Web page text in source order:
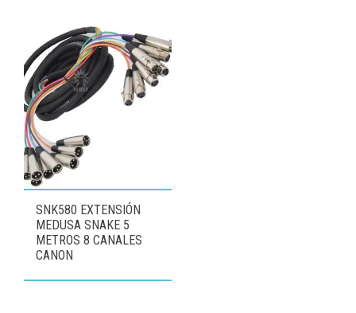
SNK580 EXTENSIÓN
MEDUSA SNAKE 5
METROS 8 CANALES
CANON